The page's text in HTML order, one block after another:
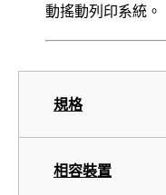
規格
相容裝置
動搖動列印系統。